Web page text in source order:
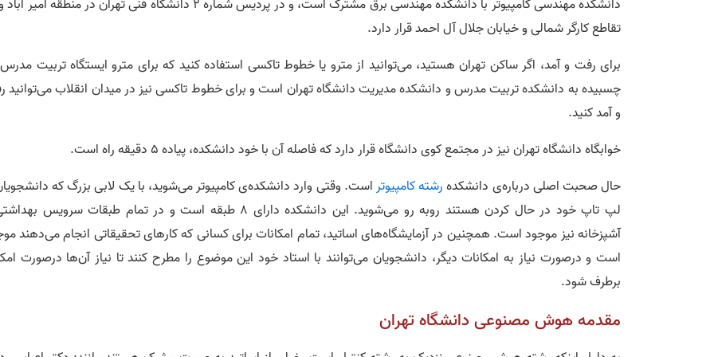
دانشکده مهندسی کامپیوتر با دانشکده مهندسی برق مشترک است، و در پردیس شماره ۲ دانشگاه فنی تهران در منطقه
تقاطع کارگر شمالی و خیابان جلال آل احمد قرار دارد.
برای رفت و آمد، اگر ساکن تهران هستید، می‌توانید از مترو یا خطوط تاکسی استفاده کنید که برای مترو ایستگاه تربیت
چسبیده به دانشکده تربیت مدرس و دانشکده مدیریت دانشگاه تهران است و برای خطوط تاکسی نیز در میدان انقلاب می‌توانید
و آمد کنید.
خوابگاه دانشگاه تهران نیز در مجتمع کوی دانشگاه قرار دارد که فاصله آن با خود دانشکده، پیاده ۵ دقیقه راه است.
حال صحبت اصلی درباره‌ی دانشکدهرشته کامپیوتراست. وقتی وارد دانشکده‌ی کامپیوتر می‌شوید، با یک لابی بزرگ که
لپ تاپ خود در حال کردن هستند روبه رو می‌شوید. این دانشکده دارای 8 طبقه است و در تمام طبقات سرویس
آشپزخانه نیز موجود است. همچنین در آزمایشگاه‌های اساتید، تمام امکانات برای کسانی که کارهای تحقیقاتی انجام می‌دهند
است و درصورت نیاز به امکانات دیگر، دانشجویان می‌توانند با استاد خود این موضوع را مطرح کنند تا نیاز آن‌ها درصورت
برطرف شود.
مقدمه‌ هوش مصنوعی دانشگاه تهران